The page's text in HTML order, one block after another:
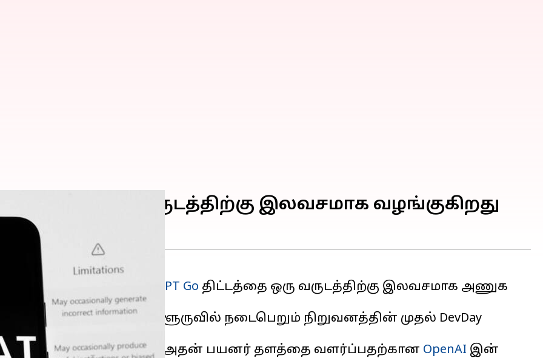
1 வருடத்திற்கு இலவசமாக வழங்குகிறது
பயனர்களுக்கு ChatGPT Go திட்டத்தை ஒரு வருடத்திற்கு இலவசமாக அணுக
மேலும் இது பெங்களூருவில் நடைபெறும் நிறுவனத்தின் முதல் DevDay
இந்தியாவில் அதன் பயனர் தளத்தை வளர்ப்பதற்கான OpenAI இன்